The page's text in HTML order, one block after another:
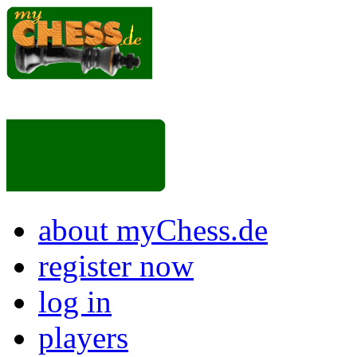
about myChess.de
register now
log in
players